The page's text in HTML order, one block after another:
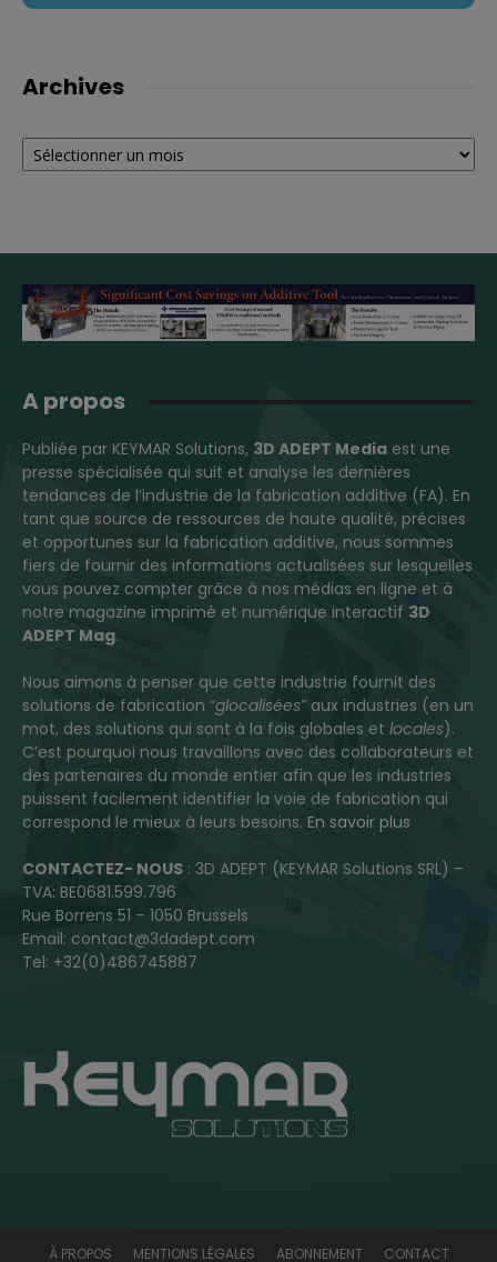
Archives
Archives
A propos
Publiée par KEYMAR Solutions, 3D ADEPT Media est une
presse spécialisée qui suit et analyse les dernières
tendances de l’industrie de la fabrication additive (FA). En
tant que source de ressources de haute qualité, précises
et opportunes sur la fabrication additive, nous sommes
fiers de fournir des informations actualisées sur lesquelles
vous pouvez compter grâce à nos médias en ligne et à
notre magazine imprimé et numérique interactif 3D
ADEPT Mag.
Nous aimons à penser que cette industrie fournit des
solutions de fabrication “glocalisées” aux industries (en un
mot, des solutions qui sont à la fois globales et locales).
C’est pourquoi nous travaillons avec des collaborateurs et
des partenaires du monde entier afin que les industries
puissent facilement identifier la voie de fabrication qui
correspond le mieux à leurs besoins. En savoir plus
CONTACTEZ- NOUS : 3D ADEPT (KEYMAR Solutions SRL) –
TVA: BE0681.599.796
Rue Borrens 51 – 1050 Brussels
Email: contact@3dadept.com
Tel: +32(0)486745887
À PROPOS MENTIONS LÉGALES ABONNEMENT CONTACT